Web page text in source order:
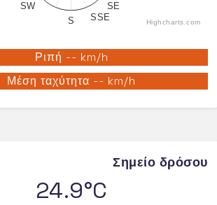
SE
SSE
S
SW
Highcharts.com
Ριπή -- km/h
Μέση ταχύτητα -- km/h
Σημείο δρόσου
24.9°C